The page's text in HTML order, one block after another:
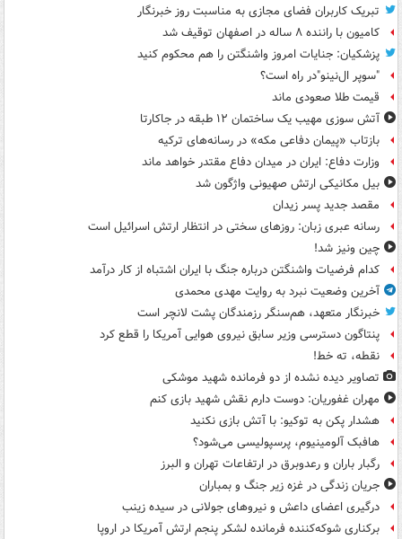
تبریک کاربران فضای مجازی به مناسبت روز خبرنگار
کامیون با راننده ۸ ساله در اصفهان توقیف شد
پزشکیان: جنایات امروز واشنگتن را هم محکوم کنید
"سوپر ال‌نینو"در راه است؟
قیمت طلا صعودی ماند
آتش سوزی مهیب یک ساختمان ۱۲ طبقه در جاکارتا
بازتاب «پیمان دفاعی مکه» در رسانه‌های ترکیه
وزارت دفاع: ایران در میدان دفاع مقتدر خواهد ماند
بیل مکانیکی ارتش صهیونی واژگون شد
مقصد جدید پسر زیدان
رسانه عبری زبان: روزهای سختی در انتظار ارتش اسرائیل است
چین ونیز شد!
کدام فرضیات واشنگتن درباره جنگ با ایران اشتباه از کار درآمد
آخرین وضعیت نبرد به روایت مهدی محمدی
خبرنگار متعهد، هم‌سنگر رزمندگان پشت لانچر است
پنتاگون دسترسی وزیر سابق نیروی هوایی آمریکا را قطع کرد
نقطه، ته خط!
تصاویر دیده‌ نشده از دو فرمانده شهید موشکی
مهران غفوریان: دوست دارم نقش شهید بازی کنم
هشدار پکن به توکیو: با آتش بازی نکنید
هافبک آلومینیوم، پرسپولیسی می‌شود؟
رگبار باران و رعدوبرق در ارتفاعات تهران و البرز
جریان زندگی در غزه زیر جنگ و بمباران
درگیری اعضای داعش و نیروهای جولانی در سیده زینب
برکناری شوکه‌کننده فرمانده لشکر پنجم ارتش آمریکا در اروپا